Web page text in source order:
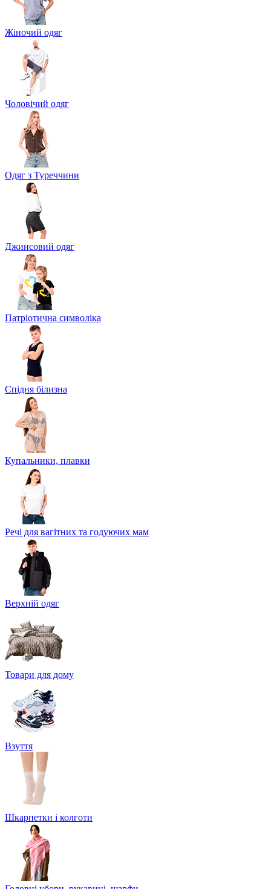
Жіночий одяг
Чоловічий одяг
Одяг з Туреччини
Джинсовий одяг
Патріотична символіка
Спідня білизна
Купальники, плавки
Речі для вагітних та годуючих мам
Верхній одяг
Товари для дому
Взуття
Шкарпетки і колготи